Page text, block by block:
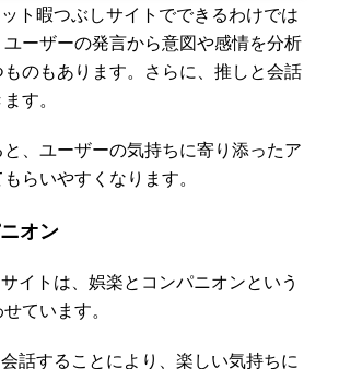
ト暇つぶしサイトでできるわけでは
ーザーの発言から意図や感情を分析
のもあります。さらに、推しと会話
す。
、ユーザーの気持ちに寄り添ったア
らいやすくなります。
オン
イトは、娯楽とコンパニオンという
ています。
話することにより、楽しい気持ちに